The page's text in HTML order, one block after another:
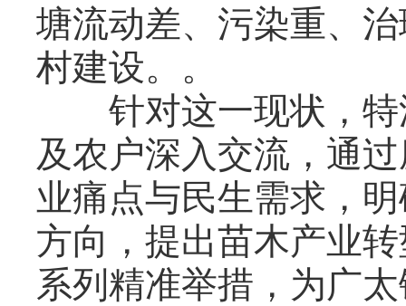
塘流动差、污染重、
村建设。。
针对这一现状，特
及农户深入交流，通
业痛点与民生需求，
方向，提出苗木产业
系列精准举措，为广